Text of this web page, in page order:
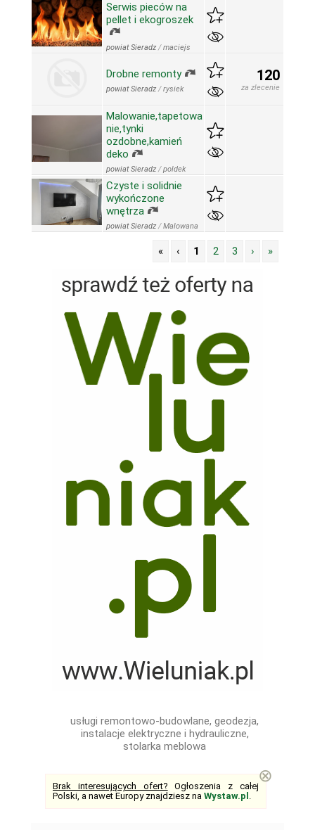
Serwis pieców na
pellet i ekogroszek
powiat Sieradz /maciejs
Drobne remonty
powiat Sieradz /rysiek
120
za zlecenie
Malowanie,tapetowa
nie,tynki
ozdobne,kamień
deko
powiat Sieradz /poldek
Czyste i solidnie
wykończone
wnętrza
powiat Sieradz /Malowana
« ‹ 1 2 3 › »
usługi remontowo-budowlane, geodezja,
instalacje elektryczne i hydrauliczne,
stolarka meblowa
Brak interesujących ofert? Ogłoszenia z całej
Polski, a nawet Europy znajdziesz na Wystaw.pl .
⊗